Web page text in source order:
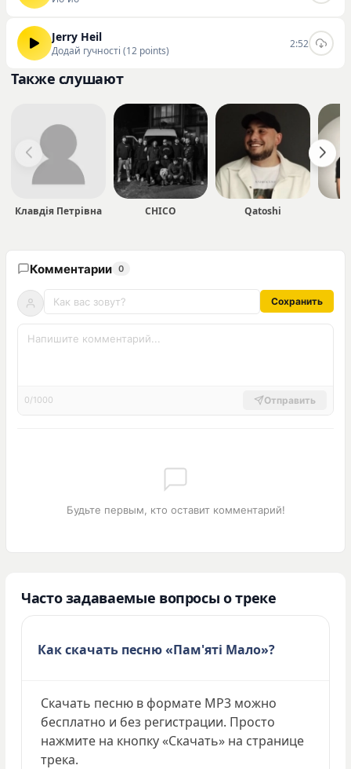
Jerry Heil
Додай гучності (12 points)
2:52
Также слушают
Клавдія Петрівна CHICO Qatoshi
Комментарии 0
Сохранить
0/1000 Отправить
Будьте первым, кто оставит комментарий!
Часто задаваемые вопросы о треке
Как скачать песню «Пам'яті Мало»?
Скачать песню в формате MP3 можно
бесплатно и без регистрации. Просто
нажмите на кнопку «Скачать» на странице
трека.